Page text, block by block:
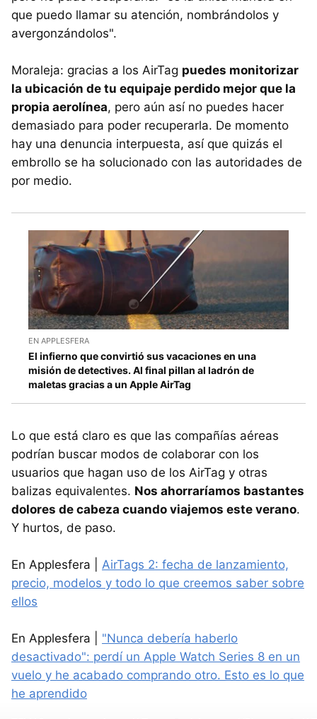
que puedo llamar su atención, nombrándolos y
avergonzándolos".
Moraleja: gracias a los AirTag puedes monitorizar
la ubicación de tu equipaje perdido mejor que la
propia aerolínea, pero aún así no puedes hacer
demasiado para poder recuperarla. De momento
hay una denuncia interpuesta, así que quizás el
embrollo se ha solucionado con las autoridades de
por medio.
EN APPLESFERA
El infierno que convirtió sus vacaciones en una
misión de detectives. Al final pillan al ladrón de
maletas gracias a un Apple AirTag
Lo que está claro es que las compañías aéreas
podrían buscar modos de colaborar con los
usuarios que hagan uso de los AirTag y otras
balizas equivalentes. Nos ahorraríamos bastantes
dolores de cabeza cuando viajemos este verano.
Y hurtos, de paso.
En Applesfera | AirTags 2: fecha de lanzamiento,
precio, modelos y todo lo que creemos saber sobre
ellos
En Applesfera | "Nunca debería haberlo
desactivado": perdí un Apple Watch Series 8 en un
vuelo y he acabado comprando otro. Esto es lo que
he aprendido